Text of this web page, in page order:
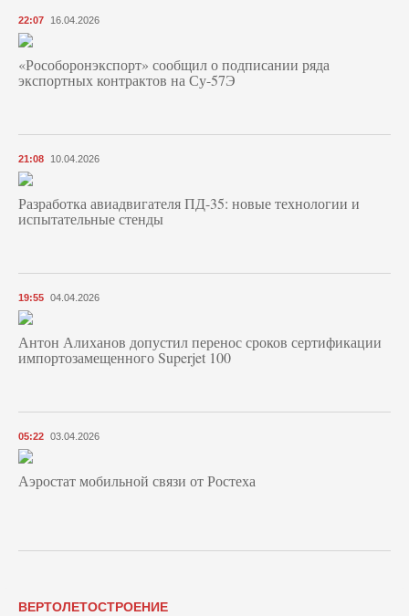
22:07 16.04.2026
«Рособоронэкспорт» сообщил о подписании ряда
экспортных контрактов на Су-57Э
21:08 10.04.2026
Разработка авиадвигателя ПД-35: новые технологии и
испытательные стенды
19:55 04.04.2026
Антон Алиханов допустил перенос сроков сертификации
импортозамещенного Superjet 100
05:22 03.04.2026
Аэростат мобильной связи от Ростеха
ВЕРТОЛЕТОСТРОЕНИЕ